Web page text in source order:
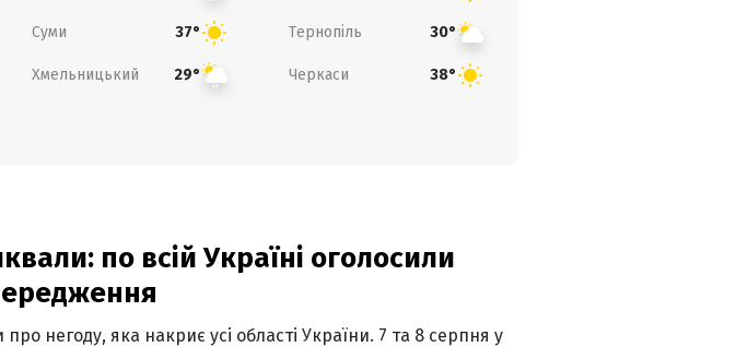
Суми 37° Тернопіль 30°
Хмельницький 29° Черкаси 38°
по всій Україні оголосили
негоду, яка накриє усі області України. 7 та 8 серпня у